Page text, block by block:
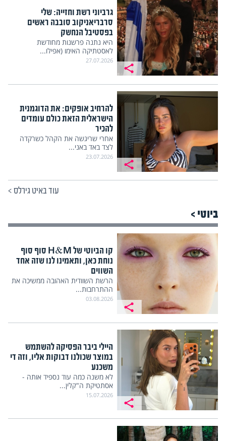
גרביוני רשת וחזייה: שלי
סרבריאניקוב סובבה ראשים
בפסטיבל הנחשק
היא נתנה פרשנות מחודשת
לאסטתיקה האימו (אפילו...
27.07.2026
להרחיב אופקים: את הדוגמנית
הישראלית הזאת כולם עומדים
להכיר
אחרי שריגשה את הקהל כשרקדה
לצד באד באני...
23.07.2026
עוד באיט גירלס>
ביוטי >
קו הביוטי של H&M סוף סוף
נוחת כאן, ותאמינו לנו שזה אחד
השווים
הרשת השוודית האהובה ממשיכה את
ההתרחבות...
03.08.2026
היילי ביבר הפסיקה להשתמש
במוצר שכולנו דבוקות אליו, וזה די
משכנע
לא משנה כמה עוד נספיד אותה -
אסתטיקת ה"קלין...
15.07.2026